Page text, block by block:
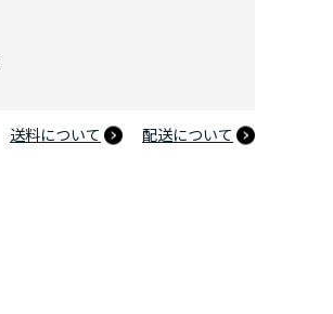
送料について 配送について